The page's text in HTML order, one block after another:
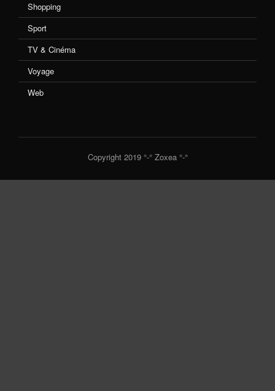
Shopping
Sport
TV & Cinéma
Voyage
Web
Copyright 2019 °-° Zoxea °-°